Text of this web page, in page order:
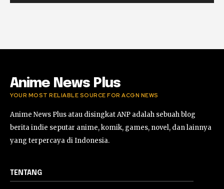
#ProjectWingman
Anime News Plus
YOUR MOST RELIABLE SOURCE FOR ACGN NEWS
Anime News Plus atau disingkat ANP adalah sebuah blog
berita indie seputar anime, komik, games, novel, dan lainnya
yang terpercaya di Indonesia.
TENTANG